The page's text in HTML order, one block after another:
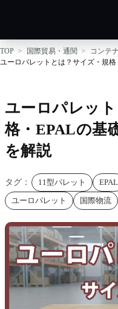
TOP 国際貿易・通関
コンテ
ユーロパレットとは？サイズ・規格
ユーロパレッ
格・EPALの基
を解説
タグ： 11型パレット EPAL
ユーロパレット
国際物流